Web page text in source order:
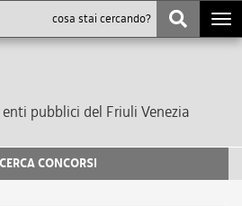
pubblici del Friuli Venezia
CERCA CONCORSI